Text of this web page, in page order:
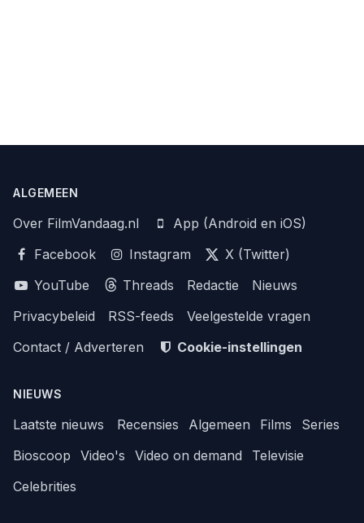
ALGEMEEN
Over FilmVandaag.nl
App (Android en iOS)
Facebook
Instagram
X (Twitter)
YouTube
Threads Redactie
Nieuws
Privacybeleid
RSS-feeds
Veelgestelde vragen
Contact / Adverteren
Cookie-instellingen
NIEUWS
Laatste nieuws Recensies Algemeen Films
Series
Bioscoop
Video's Video on demand
Televisie
Celebrities